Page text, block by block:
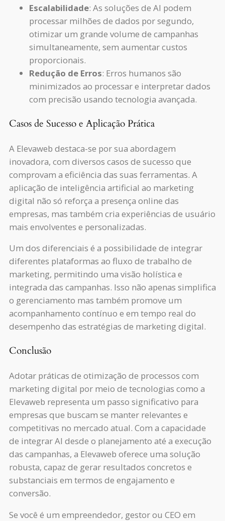
Escalabilidade: As soluções de AI podem
processar milhões de dados por segundo,
otimizar um grande volume de campanhas
simultaneamente, sem aumentar custos
proporcionais.
Redução de Erros: Erros humanos são
minimizados ao processar e interpretar dados
com precisão usando tecnologia avançada.
Casos de Sucesso e Aplicação Prática
A Elevaweb destaca-se por sua abordagem
inovadora, com diversos casos de sucesso que
comprovam a eficiência das suas ferramentas. A
aplicação de inteligência artificial ao marketing
digital não só reforça a presença online das
empresas, mas também cria experiências de usuário
mais envolventes e personalizadas.
Um dos diferenciais é a possibilidade de integrar
diferentes plataformas ao fluxo de trabalho de
marketing, permitindo uma visão holística e
integrada das campanhas. Isso não apenas simplifica
o gerenciamento mas também promove um
acompanhamento contínuo e em tempo real do
desempenho das estratégias de marketing digital.
Conclusão
Adotar práticas de otimização de processos com
marketing digital por meio de tecnologias como a
Elevaweb representa um passo significativo para
empresas que buscam se manter relevantes e
competitivas no mercado atual. Com a capacidade
de integrar AI desde o planejamento até a execução
das campanhas, a Elevaweb oferece uma solução
robusta, capaz de gerar resultados concretos e
substanciais em termos de engajamento e
conversão.
Se você é um empreendedor, gestor ou CEO em